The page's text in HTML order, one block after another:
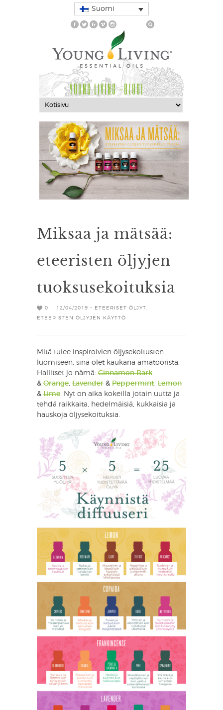
Suomi
YOUNG LIVING -BLOGI
Miksaa ja mätsää:
eteeristen öljyjen
tuoksusekoituksia
0 12/04/2019 - ETEERISET ÖLJYT
ETEERISTEN ÖLJYJEN KÄYTTÖ
Mitä tulee inspiroivien öljysekoitusten
luomiseen, sinä olet kaukana amatööristä.
Hallitset jo nämä: Cinnamon Bark
& Orange, Lavender & Peppermint, Lemon
& Lime. Nyt on aika kokeilla jotain uutta ja
tehdä raikkaita, hedelmäisiä, kukkaisia ja
hauskoja öljysekoituksia.